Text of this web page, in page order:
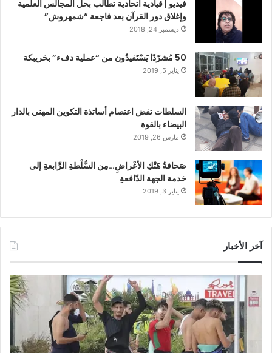
فيديو | قيادية اتحادية تطالب بحل المجالس العلمية
وإغلاق دور القرآن بعد فاجعة “شمهروش”
ديسمبر 24, 2018
50 مُشرّدًا يَسْتَفيدُون من “عملية دفء” بخريبكة
يناير 5, 2019
السلطات تفض اعتصام أساتذة التكوين المهني بالدار
البيضاء بالقوة
مارس 26, 2019
صَحافةُ هَتْكِ الأعْراضِ…مِن السُّلْطةِ الرِّابعةِ إلى
خدمة الجهة الدّافعةِ
يناير 3, 2019
آخر الأخبار